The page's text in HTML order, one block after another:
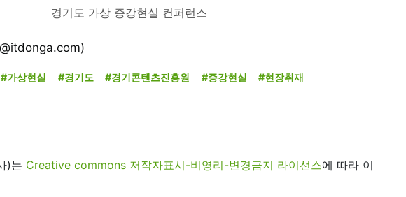
경기도 가상 증강현실 컨퍼런스
#가상현실 #경기도 #경기콘텐츠진흥원 #증강현실 #현장취재
)는 Creative commons 저작자표시-비영리-변경금지 라이선스에 따라 이